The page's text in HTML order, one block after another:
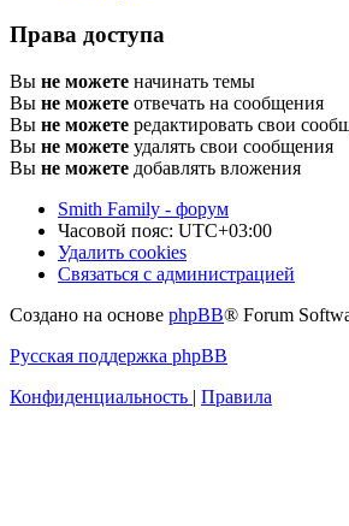
Права доступа
Вы не можете начинать темы
Вы не можете отвечать на сообщения
Вы не можете редактировать свои
Вы не можете удалять свои сообщения
Вы не можете добавлять вложения
Smith Family - форум
Часовой пояс: UTC+03:00
Удалить cookies
Связаться с администрацией
Создано на основе phpBB® Forum
Русская поддержка phpBB
Конфиденциальность | Правила